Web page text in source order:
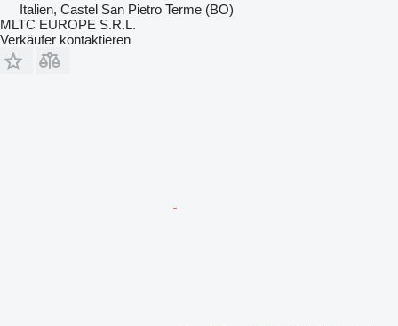
Italien, Castel San Pietro Terme (BO)
MLTC EUROPE S.R.L.
Verkäufer kontaktieren